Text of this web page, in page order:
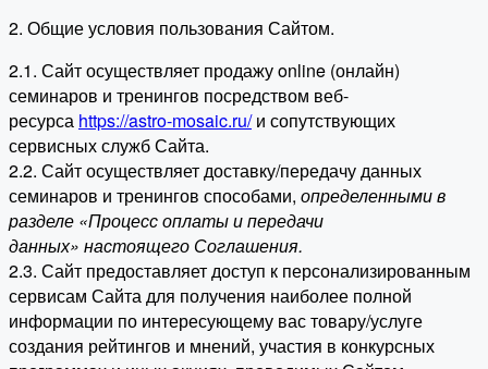
2. Общие условия пользования Сайтом.
2.1. Сайт осуществляет продажу online (онлайн)
семинаров и тренингов посредством веб-
ресурса https://astro-mosaic.ru/и сопутствующих
сервисных служб Сайта.
2.2. Сайт осуществляет доставку/передачу данных
семинаров и тренингов способами, определенными в
разделе «Процесс оплаты и передачи
данных» настоящего Соглашения.
2.3. Сайт предоставляет доступ к персонализированным
сервисам Сайта для получения наиболее полной
информации по интересующему вас товару/услуге
создания рейтингов и мнений, участия в конкурсных